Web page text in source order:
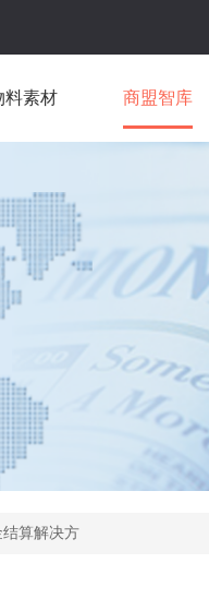
料素材 商盟智库
算解决方